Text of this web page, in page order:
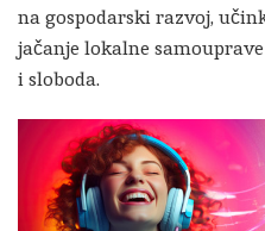
na gospodarski razvoj,
jačanje lokalne
i sloboda.